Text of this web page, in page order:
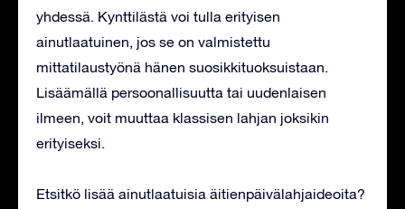
yhdessä. Kynttilästä voi tulla erityisen
ainutlaatuinen, jos se on valmistettu
mittatilaustyönä hänen suosikkituoksuistaan.
Lisäämällä persoonallisuutta tai uudenlaisen
ilmeen, voit muuttaa klassisen lahjan joksikin
erityiseksi.
Etsitkö lisää ainutlaatuisia äitienpäivälahjaideoita?